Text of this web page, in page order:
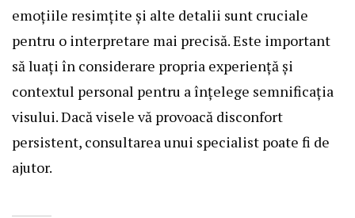
emoțiile resimțite și alte detalii sunt cruciale
pentru o interpretare mai precisă. Este important
să luați în considerare propria experiență și
contextul personal pentru a înțelege semnificația
visului. Dacă visele vă provoacă disconfort
persistent, consultarea unui specialist poate fi de
ajutor.